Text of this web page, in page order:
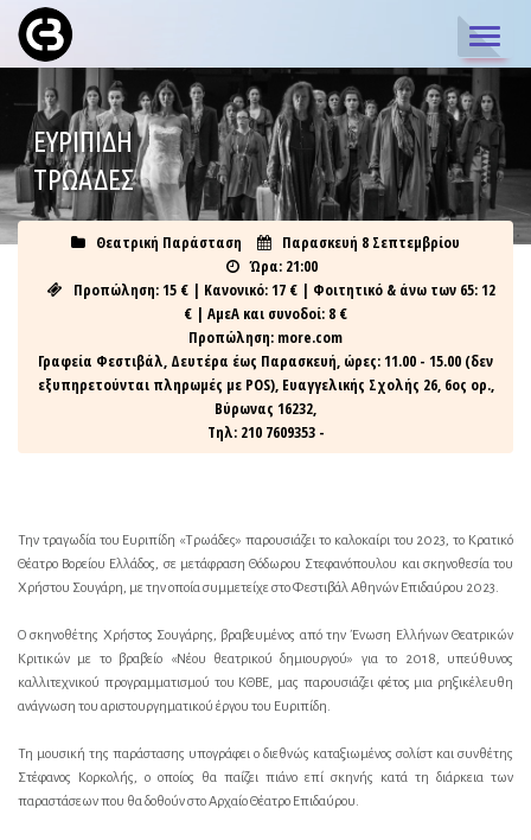
ΕΥΡΙΠΊΔΗ
ΤΡΩΆΔΕΣ
Θεατρική Παράσταση
Παρασκευή 8 Σεπτεμβρίου
Ώρα: 21:00
Προπώληση: 15 € | Κανονικό: 17 € | Φοιτητικό & άνω των 65: 12
€ | ΑμεΑ και συνοδοί: 8 €
Προπώληση: more.com
Γραφεία Φεστιβάλ, Δευτέρα έως Παρασκευή, ώρες: 11.00 - 15.00 (δεν
εξυπηρετούνται πληρωμές με POS), Ευαγγελικής Σχολής 26, 6ος ορ.,
Βύρωνας 16232,
Τηλ: 210 7609353 -
Την τραγωδία του Ευριπίδη «Τρωάδες» παρουσιάζει το καλοκαίρι του 2023, το Κρατικό
Θέατρο Βορείου Ελλάδος, σε μετάφραση Θόδωρου Στεφανόπουλου και σκηνοθεσία του
Χρήστου Σουγάρη, με την οποία συμμετείχε στο Φεστιβάλ Αθηνών Επιδαύρου 2023.
Ο σκηνοθέτης Χρήστος Σουγάρης, βραβευμένος από την Ένωση Ελλήνων Θεατρικών
Κριτικών με το βραβείο «Νέου θεατρικού δημιουργού» για το 2018, υπεύθυνος
καλλιτεχνικού προγραμματισμού του ΚΘΒΕ, μας παρουσιάζει φέτος μια ρηξικέλευθη
ανάγνωση του αριστουργηματικού έργου του Ευριπίδη.
Τη μουσική της παράστασης υπογράφει ο διεθνώς καταξιωμένος σολίστ και συνθέτης
Στέφανος Κορκολής, ο οποίος θα παίζει πιάνο επί σκηνής κατά τη διάρκεια των
παραστάσεων που θα δοθούν στο Αρχαίο Θέατρο Επιδαύρου.